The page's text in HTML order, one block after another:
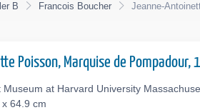
B Francois Boucher Jeanne-
Poisson, Marquise de Pompadour,
Museum at Harvard University
64.9 cm